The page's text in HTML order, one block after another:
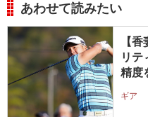
あわせて読みたい
【
リテ
精度
ギア